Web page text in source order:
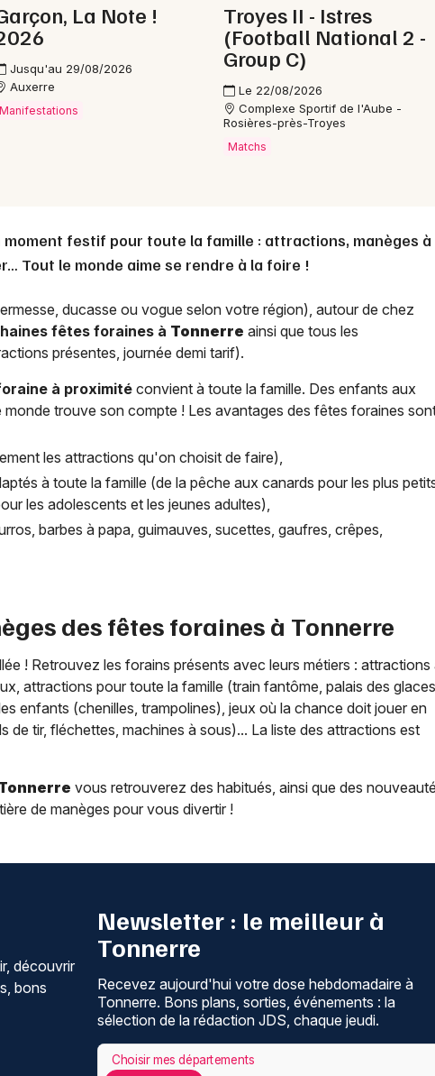
Mon email
Je m'abonne
La Note !
Jusqu'au 29/08/2026
Auxerre
Manifestations
Troyes II - Istres
(Football National 2 -
Group C)
Le 22/08/2026
Complexe Sportif de l'Aube -
Rosières-près-Troyes
Matchs
moment festif pour toute la famille : attractions, manèges à
Tout le monde aime se rendre à la foire !
ducasse ou vogue selon votre région), autour de chez
fêtes foraines à Tonnerre ainsi que tous les
présentes, journée demi tarif).
à proximitéconvient à toute la famille. Des enfants aux
trouve son compte ! Les avantages des fêtes foraines
les attractions qu'on choisit de faire),
à toute la famille (de la pêche aux canards pour les plus
les adolescents et les jeunes adultes),
barbes à papa, guimauves, sucettes, gaufres, crêpes,
des fêtes foraines à Tonnerre
! Retrouvez les forains présents avec leurs métiers : attractions
attractions pour toute la famille (train fantôme, palais des
enfants (chenilles, trampolines), jeux où la chance doit jouer en
de tir, fléchettes, machines à sous)... La liste des attractions est
vous retrouverez des habitués, ainsi que des
de manèges pour vous divertir !
découvrir
bons
Newsletter : le meilleur à
Tonnerre
Recevez aujourd'hui votre dose hebdomadaire à
Tonnerre. Bons plans, sorties, événements : la
sélection de la rédaction JDS, chaque jeudi.
Choisir mes départements